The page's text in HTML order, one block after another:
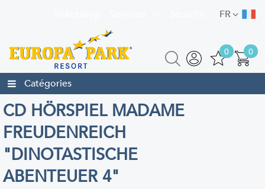
FR
0
0
Catégories
CD HÖRSPIEL MADAME
FREUDENREICH
"DINOTASTISCHE
ABENTEUER 4"